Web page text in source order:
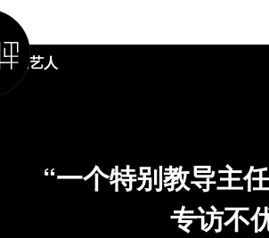
“一个特别教导主
专访不
国内艺人